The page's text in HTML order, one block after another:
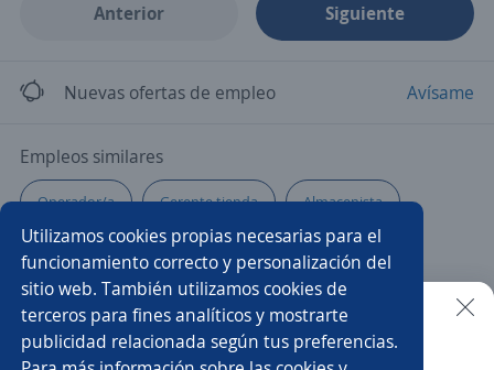
Utilizamos cookies propias necesarias para el
funcionamiento correcto y personalización del
sitio web. También utilizamos cookies de
terceros para fines analíticos y mostrarte
publicidad relacionada según tus preferencias.
Anterior Siguiente
Nuevas ofertas de empleo Avísame
Empleos similares
Operador/a Gerente tienda Almacenista
Asistente de recursos humanos Call center
Promotor/a de autoservicio Capturista
Buscar es más fácil en la app